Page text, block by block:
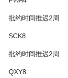
批约时间推迟2周
SCK8
批约时间推迟2周
QXY8